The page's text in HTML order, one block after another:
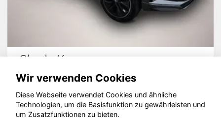
Skoda Karoq
© konjunkturmotor.de GmbH 2020 - 2026
Wir verwenden Cookies
Diese Webseite verwendet Cookies und ähnliche
Technologien, um die Basisfunktion zu gewährleisten und
um Zusatzfunktionen zu bieten.